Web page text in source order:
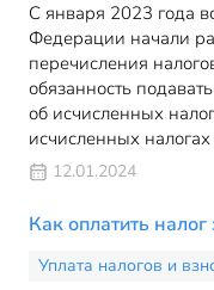
С января 2023 года
Федерации начали
перечисления
обязанность
об исчисленных
исчисленных
12.01.2024
Как оплатить
Уплата налогов и